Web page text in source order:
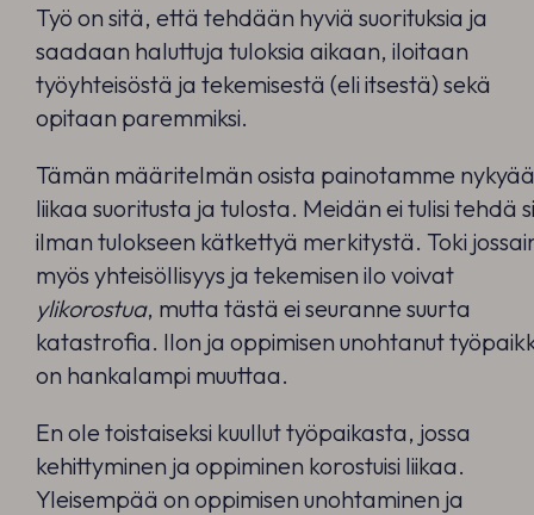
Työ on sitä, että tehdään hyviä suorituksia ja
saadaan haluttuja tuloksia aikaan, iloitaan
työyhteisöstä ja tekemisestä (eli itsestä) sekä
opitaan paremmiksi.
Tämän määritelmän osista painotamme
liikaa suoritusta ja tulosta. Meidän ei tulisi tehdä
ilman tulokseen kätkettyä merkitystä. Toki
myös yhteisöllisyys ja tekemisen ilo voivat
ylikorostua, mutta tästä ei seuranne suurta
katastrofia. Ilon ja oppimisen unohtanut
on hankalampi muuttaa.
En ole toistaiseksi kuullut työpaikasta, jossa
kehittyminen ja oppiminen korostuisi liikaa.
Yleisempää on oppimisen unohtaminen ja